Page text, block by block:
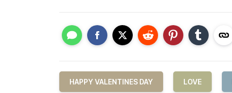
HAPPY VALENTINES DAY LOVE